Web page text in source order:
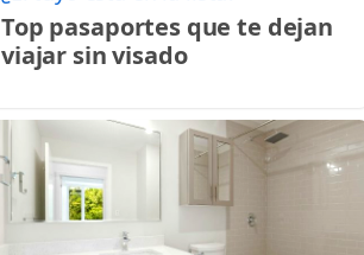
Top pasaportes que te dejan
viajar sin visado